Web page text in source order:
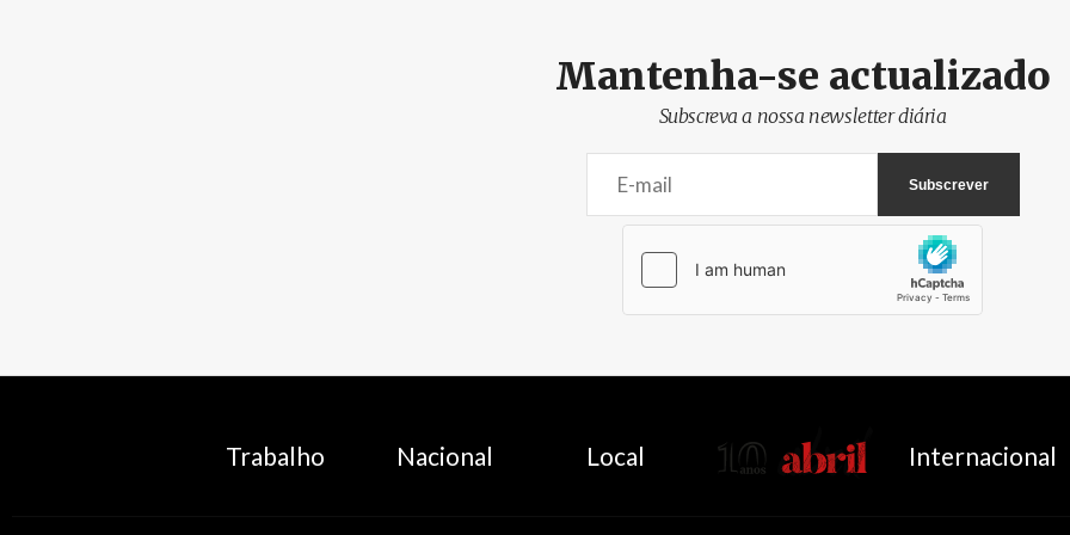
Mantenha-se actualizado
Subscreva a nossa newsletter diária
Trabalho Nacional Local AbrilAbril Internacional